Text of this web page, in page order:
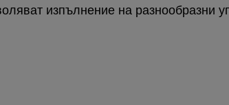
изпълнение на разнообразни